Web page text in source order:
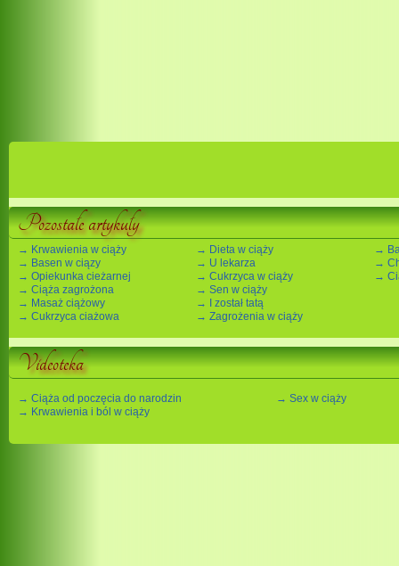
Pozostałe artykuły
→ Krwawienia w ciąży
→ Basen w ciązy
→ Opiekunka cieżarnej
→ Ciąża zagrożona
→ Masaż ciążowy
→ Cukrzyca ciażowa
→ Dieta w ciąży
→ U lekarza
→ Cukrzyca w ciąży
→ Sen w ciąży
→ I został tatą
→ Zagrożenia w ciąży
→
→
→
Videoteka
→ Ciąża od poczęcia do narodzin
→ Krwawienia i ból w ciąży
→ Sex w ciąży